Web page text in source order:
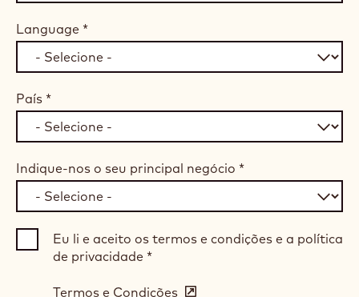
Language *
País *
Indique-nos o seu principal negócio *
Eu li e aceito os termos e condições e a política
de privacidade *
Termos e Condições (opens